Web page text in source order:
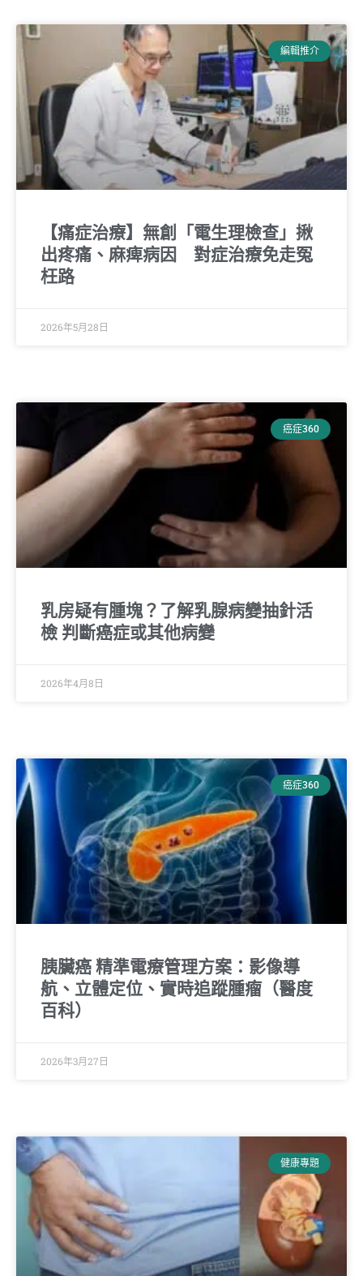
編輯推介
【痛症治療】無創「電生理檢查」揪
出疼痛、麻痺病因 對症治療免走冤
枉路
2026年5月28日
癌症360
乳房疑有腫塊？了解乳腺病變抽針活
檢 判斷癌症或其他病變
2026年4月8日
癌症360
胰臟癌 精準電療管理方案：影像導
航、立體定位、實時追蹤腫瘤（醫度
百科）
2026年3月27日
健康專題